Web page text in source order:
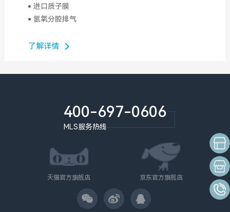
进口质子膜
氢氧分腔排气
了解详情
400-697-0606
MLS服务热线
天猫官方旗舰店 京东官方旗舰店
京东旗
天猫专
400-